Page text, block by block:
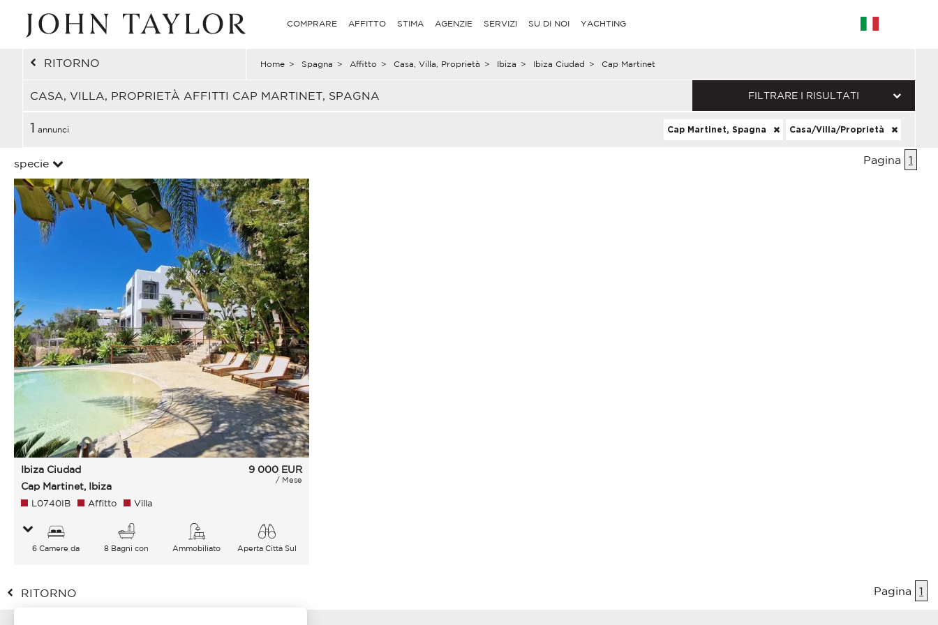
COMPRARE AFFITTO STIMA AGENZIE SERVIZI SU DI NOI YACHTING
RITORNO Home > Spagna > Affitto > Casa, Villa, Proprietà > Ibiza > Ibiza Ciudad > Cap Martinet
CASA, VILLA, PROPRIETÀ AFFITTI CAP MARTINET, SPAGNA FILTRARE I RISULTATI
1 annunci Cap Martinet, Spagna Casa/Villa/Proprietà
specie Pagina 1
Ibiza Ciudad
Cap Martinet, Ibiza
9 000 EUR
/ Mese
L0740IB Affitto Villa
6 Camere da
8 Bagni con
Ammobiliato
Aperta Città Sul
RITORNO Pagina 1